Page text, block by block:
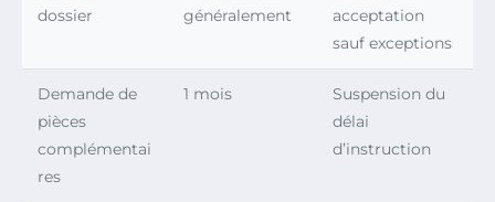
dossier
généralement
acceptation
sauf exceptions
Demande de
pièces
complémentai
res
1 mois
Suspension du
délai
d’instruction